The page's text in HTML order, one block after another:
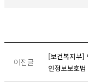
이전글
[보건복지부]
인정보보호